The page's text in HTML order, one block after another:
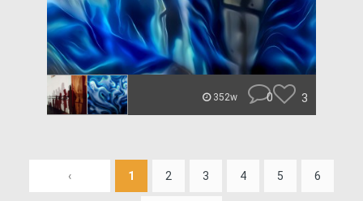
352w 0 3
‹ 1 2 3 4 5 6